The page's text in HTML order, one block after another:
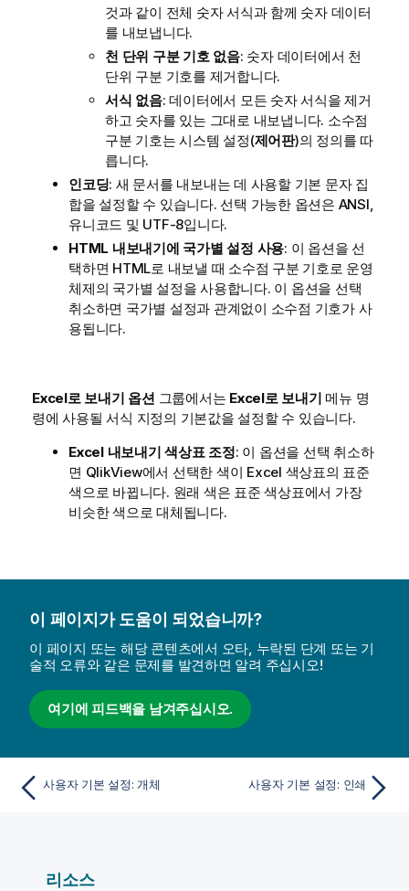
것과 같이 전체 숫자 서식과 함께 숫자 데이터
를 내보냅니다.
천 단위 구분 기호 없음: 숫자 데이터에서 천
단위 구분 기호를 제거합니다.
서식 없음: 데이터에서 모든 숫자 서식을 제거
하고 숫자를 있는 그대로 내보냅니다. 소수점
구분 기호는 시스템 설정(제어판)의 정의를 따
릅니다.
인코딩: 새 문서를 내보내는 데 사용할 기본 문자 집
합을 설정할 수 있습니다. 선택 가능한 옵션은 ANSI,
유니코드 및 UTF-8입니다.
HTML 내보내기에 국가별 설정 사용: 이 옵션을 선
택하면 HTML로 내보낼 때 소수점 구분 기호로 운영
체제의 국가별 설정을 사용합니다. 이 옵션을 선택
취소하면 국가별 설정과 관계없이 소수점 기호가 사
용됩니다.
Excel로 보내기 옵션 그룹에서는 Excel로 보내기 메뉴 명
령에 사용될 서식 지정의 기본값을 설정할 수 있습니다.
Excel 내보내기 색상표 조정: 이 옵션을 선택 취소하
면 QlikView에서 선택한 색이 Excel 색상표의 표준
색으로 바뀝니다. 원래 색은 표준 색상표에서 가장
비슷한 색으로 대체됩니다.
이 페이지가 도움이 되었습니까?
이 페이지 또는 해당 콘텐츠에서 오타, 누락된 단계 또는 기
술적 오류와 같은 문제를 발견하면 알려 주십시오!
여기에 피드백을 남겨주십시오.
사용자 기본 설정: 개체 사용자 기본 설정: 인쇄
리소스